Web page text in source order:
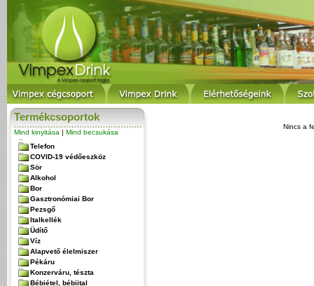
Termékcsoportok
Mind kinyitása | Mind becsukása
Telefon
COVID-19 védőeszköz
Sör
Alkohol
Bor
Gasztronómiai Bor
Pezsgő
Italkellék
Üdítő
Víz
Alapvető élelmiszer
Pékáru
Konzerváru, tészta
Bébiétel, bébiital
Nincs a